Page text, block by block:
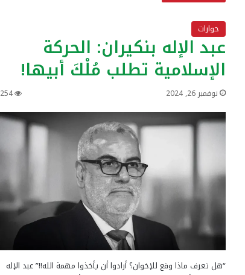
حوارات
عبد الإله بنكيران: الحركة
الإسلامية تطلب مُلْكَ أبيها!
نوفمبر 26, 2024 254
“هل تعرف ماذا وقع للإخوان؟ أرادوا أن يأخذوا مهمة الله!!” عبد الإله